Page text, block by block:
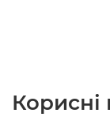
Корисні